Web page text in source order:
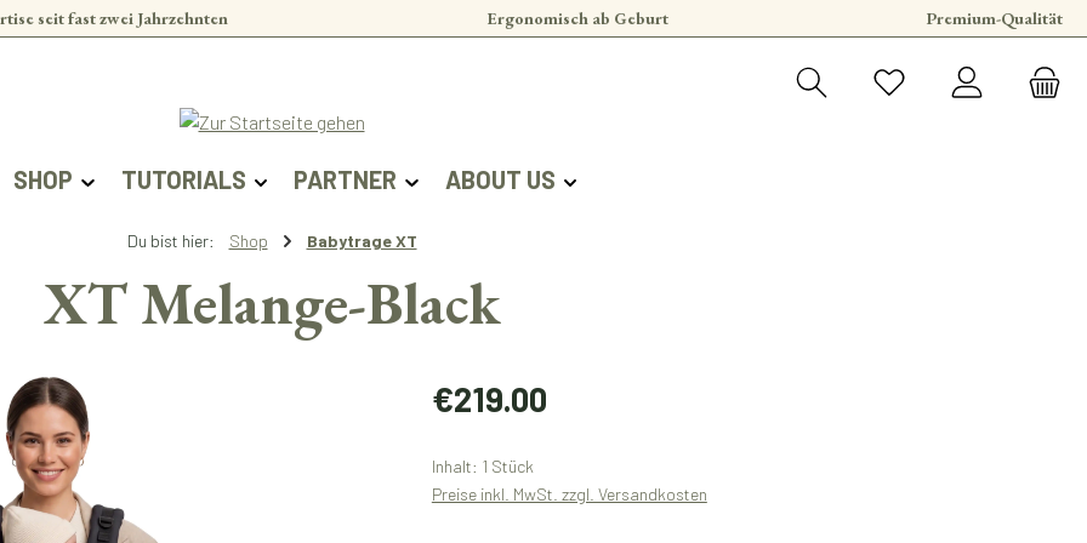
seit fast zwei Jahrzehnten Ergonomisch ab Geburt Premium-Qualität
SHOP TUTORIALS PARTNER ABOUT US
Du bist hier: Shop Babytrage XT
XT Melange-Black
Regulärer Preis:
€219.00
Inhalt: 1 Stück
Preise inkl. MwSt. zzgl. Versandkosten